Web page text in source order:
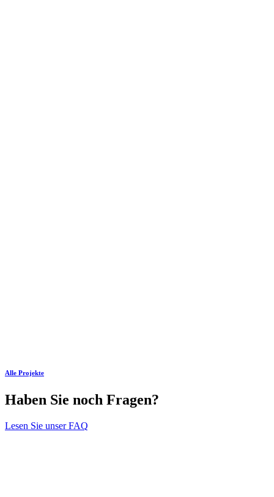
Alle Projekte
Haben Sie noch Fragen?
Lesen Sie unser FAQ